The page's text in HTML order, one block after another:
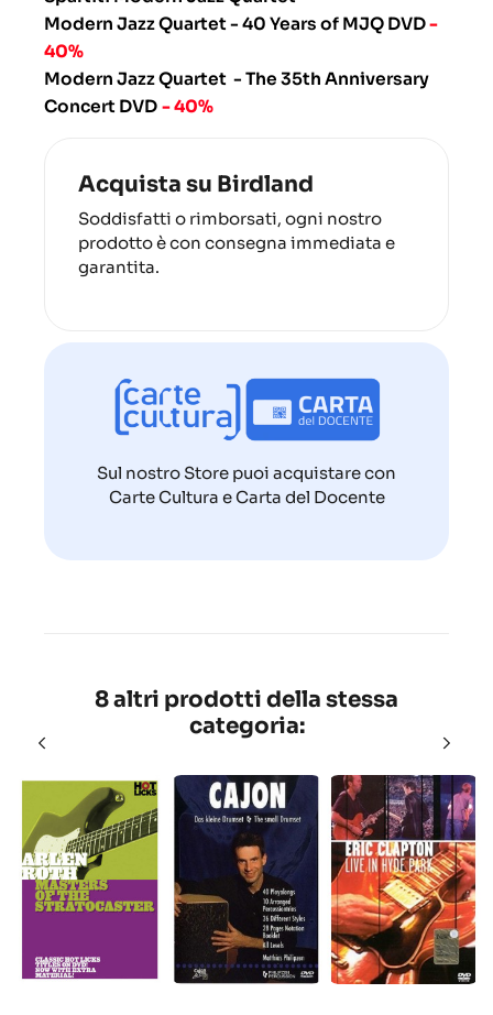
Modern Jazz Quartet - 40 Years of MJQ DVD-
40%
Modern Jazz Quartet - The 35th Anniversary
Concert DVD - 40%
Acquista su Birdland
Soddisfatti o rimborsati, ogni nostro
prodotto è con consegna immediata e
garantita.
Sul nostro Store puoi acquistare con
Carte Cultura e Carta del Docente
8 altri prodotti della stessa
categoria: